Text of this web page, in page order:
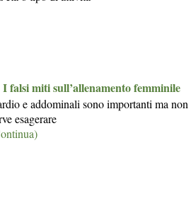
I falsi miti sull’allenamento femminile
e addominali sono importanti ma non
esagerare